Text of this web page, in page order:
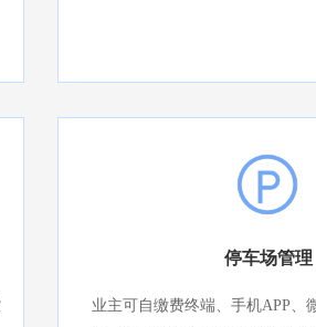
停车场管理
业主可自缴费终端、手机APP、